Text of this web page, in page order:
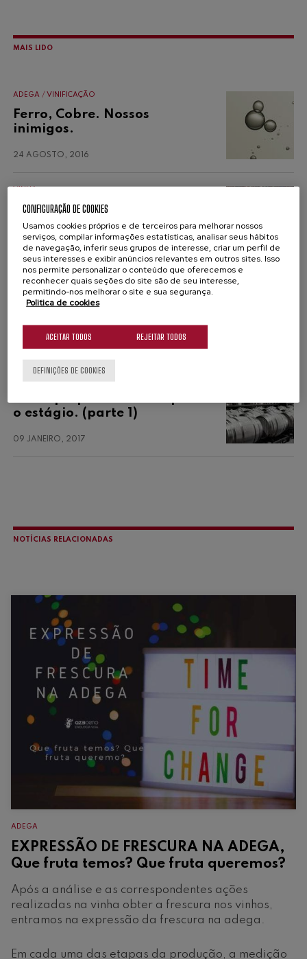
MAIS LIDO
ADEGA VINIFICAÇÃO
Ferro, Cobre. Nossos
inimigos.
24 AGOSTO, 2016
Quanto tanino necessita o
meu vinho?
28 SETEMBRO, 2016
ADEGA VINIFICAÇÃO
Quais são os benefícios da
o estágio. (parte 1)
09 JANEIRO, 2017
NOTÍCIAS RELACIONADAS
ADEGA
EXPRESSÃO DE FRESCURA NA ADEGA,
Que fruta temos? Que fruta queremos?
Após a análise e as correspondentes ações
realizadas na vinha obter a frescura nos vinhos,
entramos na expressão da frescura na adega.
Em cada uma das etapas da produção, a medição
CONFIGURAÇÃO DE COOKIES
Usamos cookies próprios e de terceiros para melhorar nossos
serviços, compilar informações estatísticas, analisar seus hábitos
de navegação, inferir seus grupos de interesse, criar um perfil de
seus interesses e exibir anúncios relevantes em outros sites. Isso
nos permite personalizar o conteúdo que oferecemos e
reconhecer quais seções do site são de seu interesse,
permitindo-nos melhorar o site e sua segurança.
Politica de cookies
REJEITAR TODOS
ACEITAR TODOS
DEFINIÇÕES DE COOKIES